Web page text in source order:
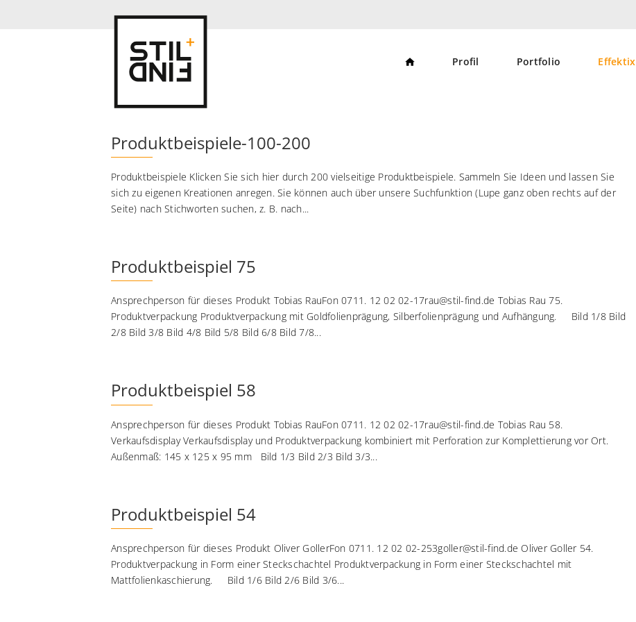
S Profil Portfolio Effektix
Produktbeispiele-100-200
Produktbeispiele Klicken Sie sich hier durch 200 vielseitige Produktbeispiele. Sammeln Sie Ideen und lassen Sie
sich zu eigenen Kreationen anregen. Sie können auch über unsere Suchfunktion (Lupe ganz oben rechts auf der
Seite) nach Stichworten suchen, z. B. nach...
Produktbeispiel 75
Ansprechperson für dieses Produkt Tobias RauFon 0711. 12 02 02-17rau@stil-find.de Tobias Rau 75.
Produktverpackung Produktverpackung mit Goldfolienprägung, Silberfolienprägung und Aufhängung. Bild 1/8 Bild
2/8 Bild 3/8 Bild 4/8 Bild 5/8 Bild 6/8 Bild 7/8...
Produktbeispiel 58
Ansprechperson für dieses Produkt Tobias RauFon 0711. 12 02 02-17rau@stil-find.de Tobias Rau 58.
Verkaufsdisplay Verkaufsdisplay und Produktverpackung kombiniert mit Perforation zur Komplettierung vor Ort.
Außenmaß: 145 x 125 x 95 mm Bild 1/3 Bild 2/3 Bild 3/3...
Produktbeispiel 54
Ansprechperson für dieses Produkt Oliver GollerFon 0711. 12 02 02-253goller@stil-find.de Oliver Goller 54.
Produktverpackung in Form einer Steckschachtel Produktverpackung in Form einer Steckschachtel mit
Mattfolienkaschierung. Bild 1/6 Bild 2/6 Bild 3/6...